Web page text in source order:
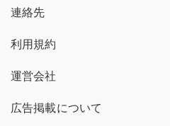
連絡先
利用規約
運営会社
広告掲載について